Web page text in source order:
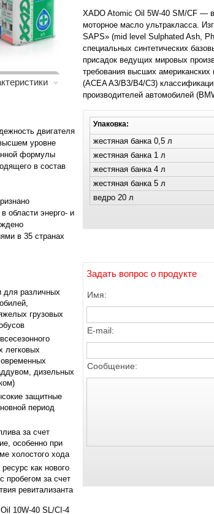
двигателя
уровне
формулы
в состав
области энерго- и
в 35 странах
для различных
грузовых
легковых
дизельных
защитные
период
за счет
особенно при
холостого хода
как нового
пробегом за счет
ревитализанта
10W-40 SL/CI-4
XADO Atomic Oil 5W-40 SM/CF —
моторное масло ультракласса.
SAPS» (mid level Sulphated Ash,
специальных синтетических
присадок ведущих мировых
требования высших
(ACEA A3/B3/B4/С3)
производителей автомобилей
Упаковка:
жестяная банка 0,5 л
жестяная банка 1 л
жестяная банка 4 л
жестяная банка 5 л
ведро 20 л
Задать вопрос о продукте
Имя:
E-mail:
Сообщение: